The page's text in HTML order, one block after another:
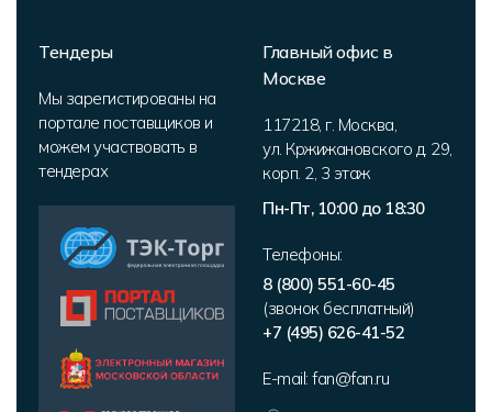
Тендеры
Мы зарегистированы на
портале поставщиков и
можем участвовать в
тендерах
Главный офис в
Москве
117218, г. Москва,
ул. Кржижановского д. 29,
корп. 2, 3 этаж
Пн-Пт, 10:00 до 18:30
Телефоны:
8 (800) 551-60-45
(звонок бесплатный)
+7 (495) 626-41-52
E-mail: fan@fan.ru